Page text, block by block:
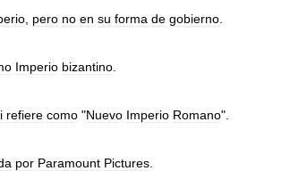
pero no en su forma de gobierno
Imperio bizantino
refiere como "Nuevo Imperio Romano".
por Paramount Pictures